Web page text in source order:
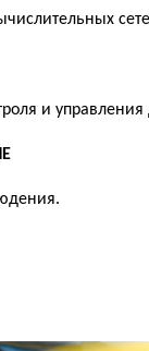
и управления